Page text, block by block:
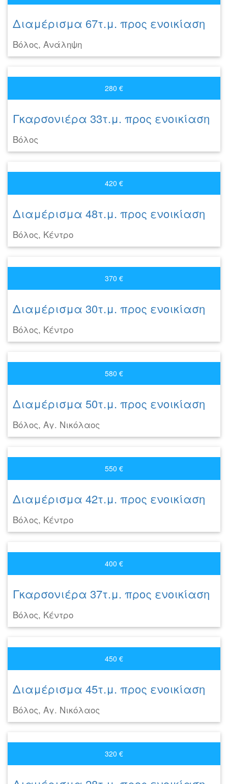
Διαμέρισμα 67τ.μ. προς ενοικίαση
Βόλος, Ανάληψη
280 €
Γκαρσονιέρα 33τ.μ. προς ενοικίαση
Βόλος
420 €
Διαμέρισμα 48τ.μ. προς ενοικίαση
Βόλος, Κέντρο
370 €
Διαμέρισμα 30τ.μ. προς ενοικίαση
Βόλος, Κέντρο
580 €
Διαμέρισμα 50τ.μ. προς ενοικίαση
Βόλος, Αγ. Νικόλαος
550 €
Διαμέρισμα 42τ.μ. προς ενοικίαση
Βόλος, Κέντρο
400 €
Γκαρσονιέρα 37τ.μ. προς ενοικίαση
Βόλος, Κέντρο
450 €
Διαμέρισμα 45τ.μ. προς ενοικίαση
Βόλος, Αγ. Νικόλαος
320 €